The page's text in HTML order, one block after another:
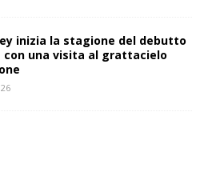
inizia la stagione del debutto
con una visita al grattacielo